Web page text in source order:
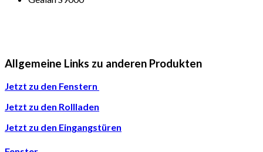
Allgemeine Links zu anderen Produkten
Jetzt zu den Fenstern
Jetzt zu den Rollladen
Jetzt zu den Eingangstüren